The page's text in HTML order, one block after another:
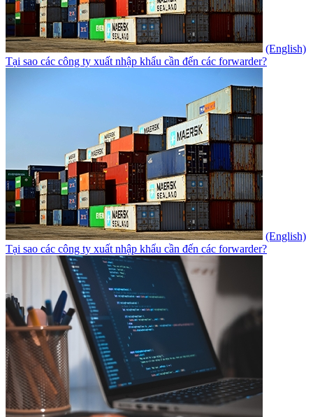
(English)
Tại sao các công ty xuất nhập khẩu cần đến các forwarder?
(English)
Tại sao các công ty xuất nhập khẩu cần đến các forwarder?